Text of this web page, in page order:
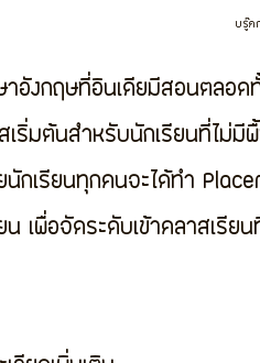
บรู๊ค
อังกฤษที่อินเดียมีสอนตลอด
ริ่มต้นสำหรับนักเรียนที่ไม่
นักเรียนทุกคนจะได้ทำ
เพื่อจัดระดับเข้าคลาสเรีย